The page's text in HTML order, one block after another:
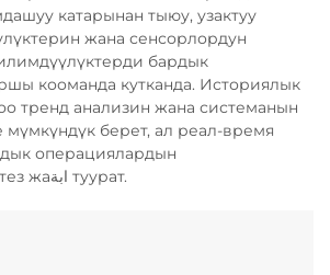
катарынан тыюу, узактуу
жана сенсорлордун
бардык
кооманда кутканда. Историялык
тренд анализин жана системанын
берет, ал реал-время
операциялардын
аномалияларына тез жаابة туурат.